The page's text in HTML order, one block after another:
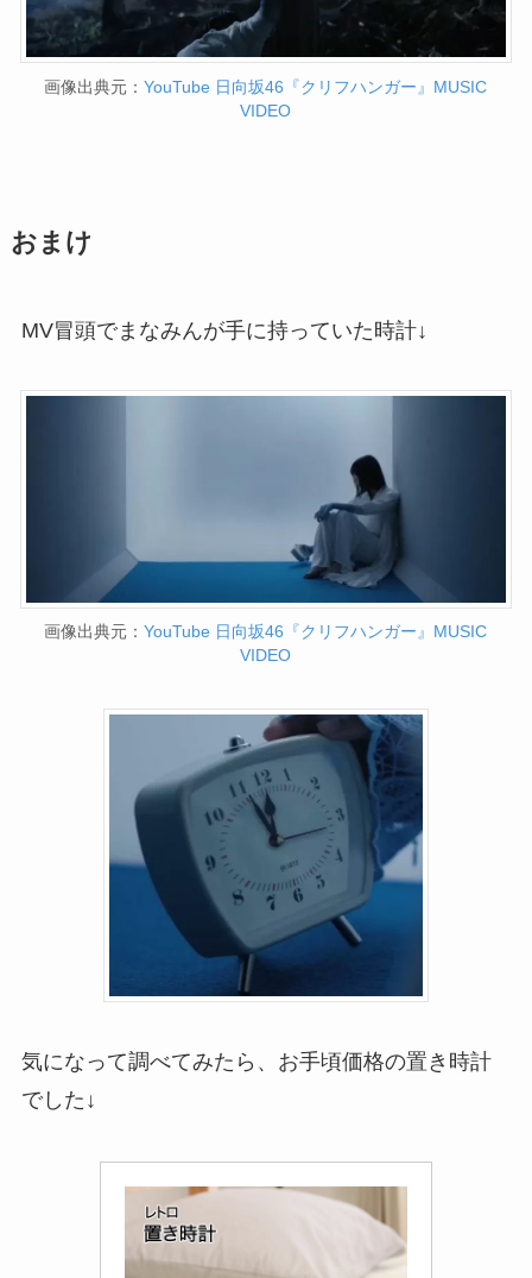
画像出典元：YouTube 日向坂46『クリフハンガー』MUSIC
VIDEO
おまけ
MV冒頭でまなみんが手に持っていた時計↓
画像出典元：YouTube 日向坂46『クリフハンガー』MUSIC
VIDEO
気になって調べてみたら、お手頃価格の置き時計
でした↓